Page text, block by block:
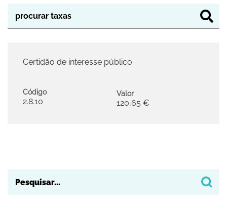
Código
2.8.10
Certidão de interesse público
Valor
120,65 €